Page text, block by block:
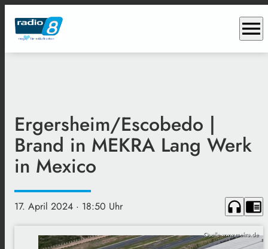
menu
Ergersheim/Escobedo |
Brand in MEKRA Lang Werk
in Mexico
17. April 2024 · 18:50 Uhr headphones chrome_reader_mode
Quelle www.mekra.de